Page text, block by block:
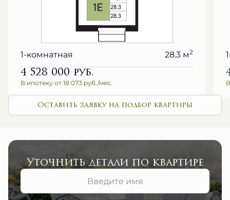
1-комнатная 28.3 м2
4 528 000руб.
В ипотеку от 18 073 руб./мес.
Оставить заявку на подбор квартиры
Уточнить детали по квартире